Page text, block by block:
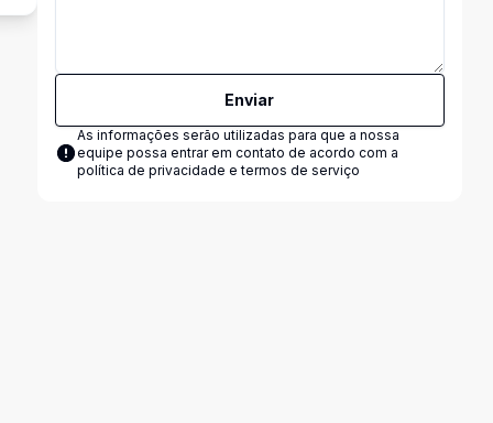
Enviar
As informações serão utilizadas para que a nossa
equipe possa entrar em contato de acordo com a
política de privacidade e termos de serviço